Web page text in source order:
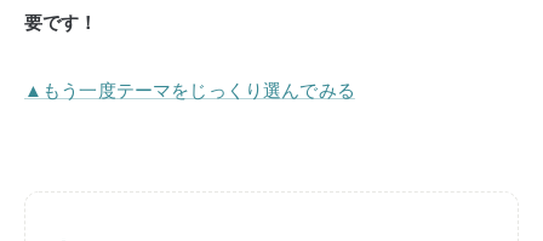
要です！
▲もう一度テーマをじっくり選んでみる